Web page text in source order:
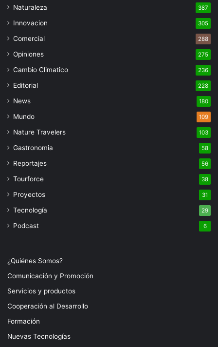
Naturaleza 387
Innovacion 305
Comercial 288
Opiniones 275
Cambio Climatico 236
Editorial 228
News 180
Mundo 109
Nature Travelers 103
Gastronomia 58
Reportajes 56
Tourforce 38
Proyectos 31
Tecnología 29
Podcast 6
¿Quiénes Somos?
Comunicación y Promoción
Servicios y productos
Cooperación al Desarrollo
Formación
Nuevas Tecnologías